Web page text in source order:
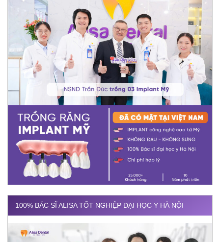
100% BÁC SĨ ALISA TỐT NGHIỆP ĐẠI HỌC Y HÀ NỘI